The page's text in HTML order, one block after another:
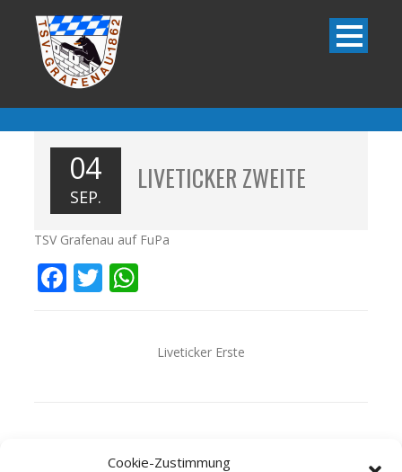
Cookie-Zustimmung
04
SEP.
LIVETICKER ZWEITE
TSV Grafenau auf FuPa
Facebook
Twitter
WhatsApp
Liveticker Erste